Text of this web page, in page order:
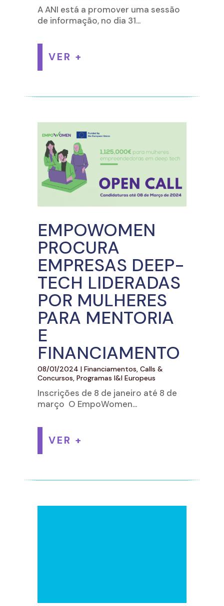
A ANI está a promover uma sessão
de informação, no dia 31...
VER +
EMPOWOMEN
PROCURA
EMPRESAS DEEP-
TECH LIDERADAS
POR MULHERES
PARA MENTORIA
E
FINANCIAMENTO
08/01/2024 | Financiamentos, Calls &
Concursos, Programas I&I Europeus
Inscrições de 8 de janeiro até 8 de
março O EmpoWomen...
VER +